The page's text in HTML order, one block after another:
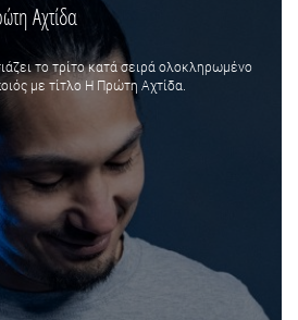
Αχτίδα
το τρίτο κατά σειρά ολοκληρωμένο
με τίτλο Η Πρώτη Αχτίδα.